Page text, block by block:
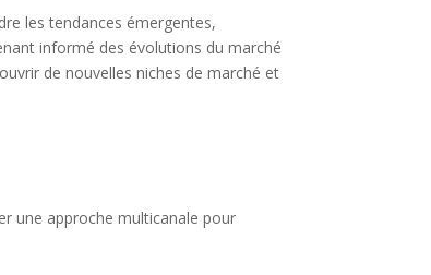
les tendances émergentes,
informé des évolutions du marché
de nouvelles niches de marché et
une approche multicanale pour